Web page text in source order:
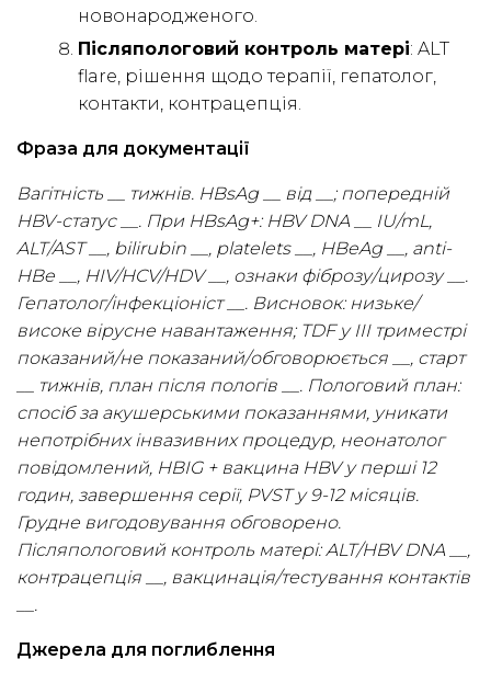
новонародженого.
Післяпологовий контроль матері: ALT
flare, рішення щодо терапії, гепатолог,
контакти, контрацепція.
Фраза для документації
Вагітність __ тижнів. HBsAg __ від __; попередній
HBV-статус __. При HBsAg+: HBV DNA __ IU/mL,
ALT/AST __, bilirubin __, platelets __, HBeAg __, anti-
HBe __, HIV/HCV/HDV __, ознаки фіброзу/цирозу __.
Гепатолог/інфекціоніст __. Висновок: низьке/
високе вірусне навантаження; TDF у III триместрі
показаний/не показаний/обговорюється __, старт
__ тижнів, план після пологів __. Пологовий план:
спосіб за акушерськими показаннями, уникати
непотрібних інвазивних процедур, неонатолог
повідомлений, HBIG + вакцина HBV у перші 12
годин, завершення серії, PVST у 9-12 місяців.
Грудне вигодовування обговорено.
Післяпологовий контроль матері: ALT/HBV DNA __,
контрацепція __, вакцинація/тестування контактів
__.
Джерела для поглиблення